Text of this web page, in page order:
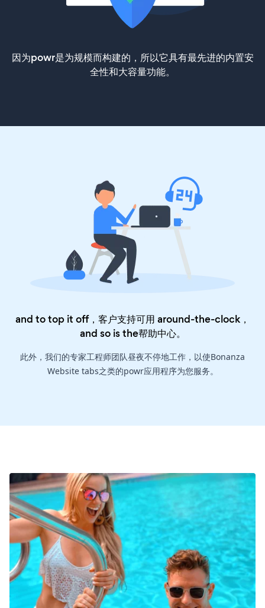
因为powr是为规模而构建的，所以它具有最先进的内置安
全性和大容量功能。
and to top it off，客户支持可用 around-the-clock，
and so is the帮助中心。
此外，我们的专家工程师团队昼夜不停地工作，以使Bonanza
Website tabs之类的powr应用程序为您服务。